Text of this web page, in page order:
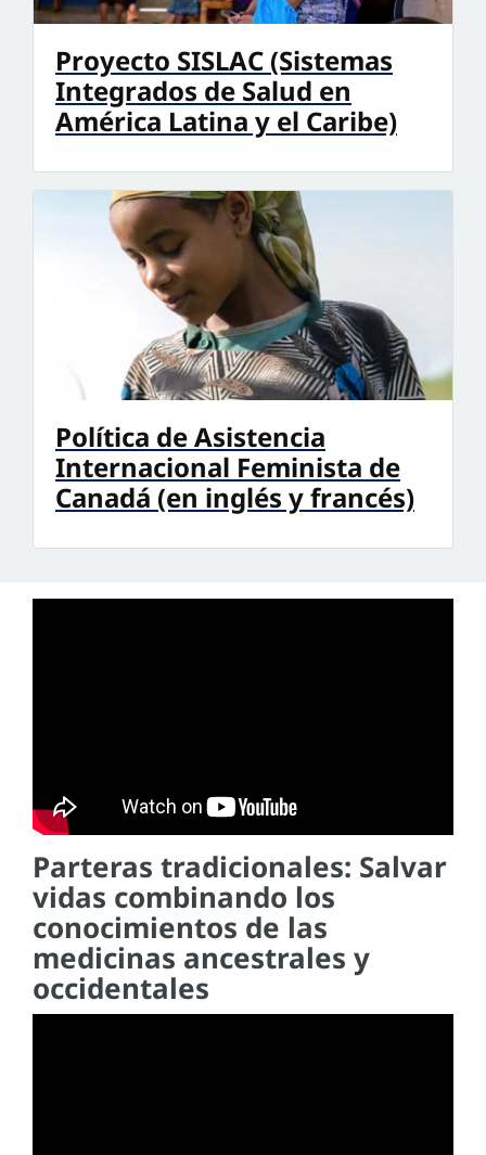
Proyecto SISLAC (Sistemas
Integrados de Salud en
América Latina y el Caribe)
Política de Asistencia
Internacional Feminista de
Canadá (en inglés y francés)
Parteras tradicionales: Salvar
vidas combinando los
conocimientos de las
medicinas ancestrales y
occidentales